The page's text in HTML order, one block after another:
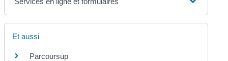
Et aussi
Parcoursup